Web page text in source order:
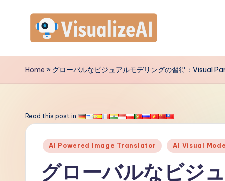
contentV
is
a
Home » グローバルなビジュアルモデリングの習得：Visual
Read this post in:
Posted
AI Powered Image Translator AI Visual
グローバルなビジ